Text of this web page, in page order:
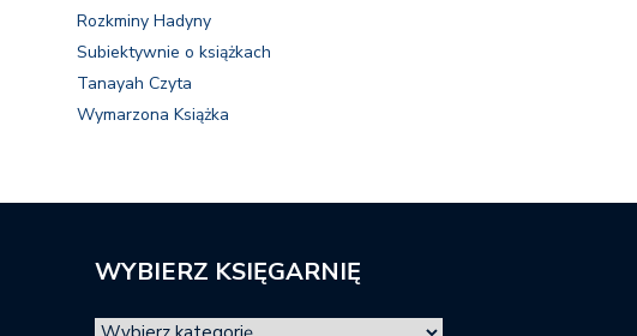
Rozkminy Hadyny
Subiektywnie o książkach
Tanayah Czyta
Wymarzona Książka
WYBIERZ KSIĘGARNIĘ